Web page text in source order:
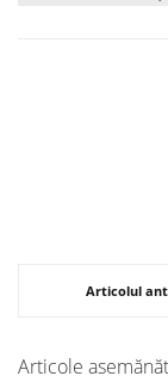
Articolul
Articole